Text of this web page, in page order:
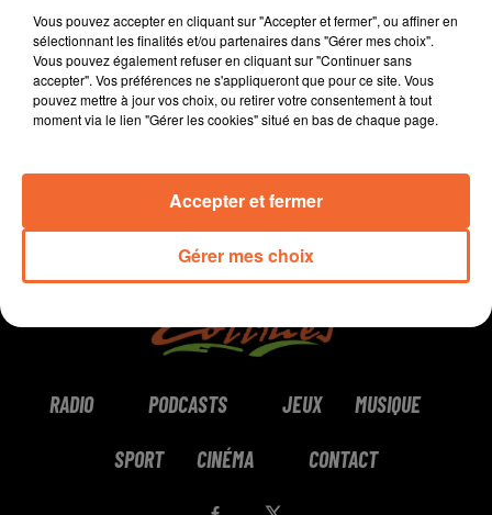
Bressuire.
0:00 2 min 11 sec
RADIO PODCASTS JEUX MUSIQUE
SPORT CINÉMA CONTACT
Vous pouvez accepter en cliquant sur "Accepter et fermer", ou affiner en
sélectionnant les finalités et/ou partenaires dans "Gérer mes choix".
Vous pouvez également refuser en cliquant sur "Continuer sans
accepter". Vos préférences ne s'appliqueront que pour ce site. Vous
pouvez mettre à jour vos choix, ou retirer votre consentement à tout
moment via le lien "Gérer les cookies" situé en bas de chaque page.
Gérer mes choix
Accepter et fermer